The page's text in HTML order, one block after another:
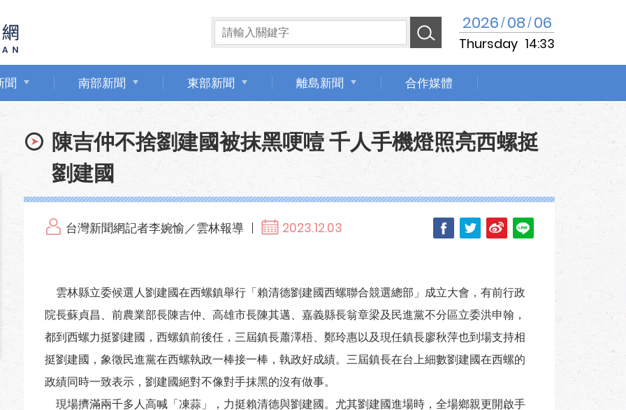
2026/ 08/ 06
Thursday 14:33
聞 南部新聞 東部新聞 離島新聞 合作媒體
陳吉仲不捨劉建國被抹黑哽噎 千人手機燈照亮西螺挺
劉建國
台灣新聞網記者李婉愉／雲林報導 2023.12.03
雲林縣立委候選人劉建國在西螺鎮舉行「賴清德劉建國西螺聯合競選總部」成立大會，有前行政
院長蘇貞昌、前農業部長陳吉仲、高雄市長陳其邁、嘉義縣長翁章梁及民進黨不分區立委洪申翰，
都到西螺力挺劉建國，西螺鎮前後任，三屆鎮長蕭澤梧、鄭玲惠以及現任鎮長廖秋萍也到場支持相
挺劉建國，象徵民進黨在西螺執政一棒接一棒，執政好成績。三屆鎮長在台上細數劉建國在西螺的
政績同時一致表示，劉建國絕對不像對手抹黑的沒有做事。
現場擠滿兩千多人高喊「凍蒜」，力挺賴清德與劉建國。尤其劉建國進場時，全場鄉親更開啟手